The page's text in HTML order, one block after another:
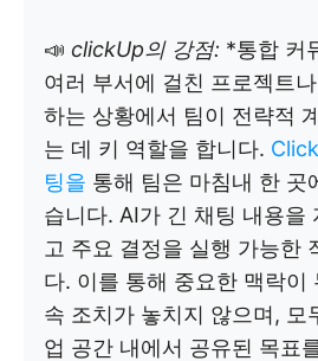
📣 clickUp의 강점: *통합 커
여러 부서에 걸친 프로젝트
하는 상황에서 팀이 전략적
는 데 키 역할을 합니다.
팅을 통해 팀은 마침내 한 곳
습니다. AI가 긴 채팅 내용을
고 주요 결정을 실행 가능한
다. 이를 통해 중요한 맥락이
속 조치가 놓치지 않으며, 모
업 공간 내에서 공유된 목표